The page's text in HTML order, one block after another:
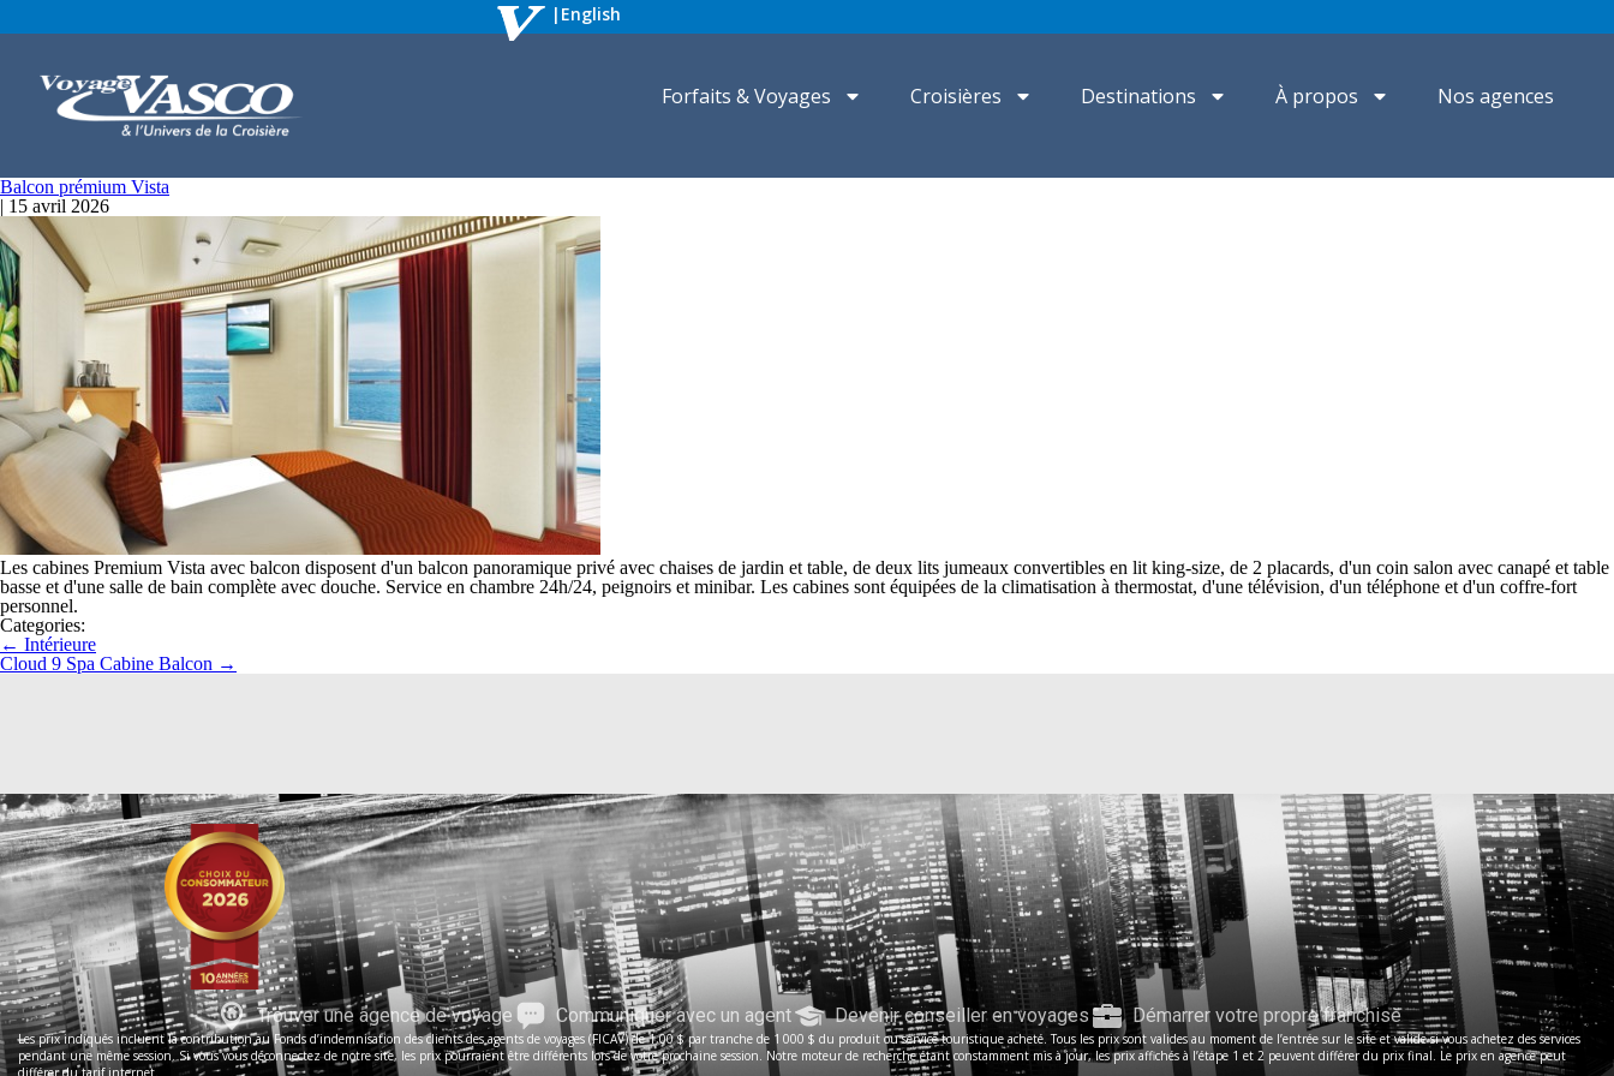
| English
Forfaits & Voyages Croisières Destinations À propos Nos agences
Balcon prémium Vista
| 15 avril 2026
Les cabines Premium Vista avec balcon disposent d'un balcon panoramique privé avec chaises de jardin et table, de deux lits jumeaux convertibles en lit king-size, de 2 placards, d'un coin salon avec canapé et table
basse et d'une salle de bain complète avec douche. Service en chambre 24h/24, peignoirs et minibar. Les cabines sont équipées de la climatisation à thermostat, d'une télévision, d'un téléphone et d'un coffre-fort
personnel.
Categories:
← Intérieure
Cloud 9 Spa Cabine Balcon →
Trouver une agence de voyage Communiquer avec un agent Devenir conseiller en voyages Démarrer votre propre franchise
Les prix indiqués incluent la contribution au Fonds d’indemnisation des clients des agents de voyages (FICAV) de 1,00 $ par tranche de 1 000 $ du produit ou service touristique acheté. Tous les prix sont valides au moment de l’entrée sur le site et valide si vous achetez des services
pendant une même session. Si vous vous déconnectez de notre site, les prix pourraient être différents lors de votre prochaine session. Notre moteur de recherche étant constamment mis à jour, les prix affichés à l’étape 1 et 2 peuvent différer du prix final. Le prix en agence peut